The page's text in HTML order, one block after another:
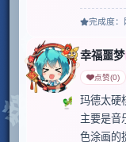
完成度：
幸福噩梦
点赞(0)
玛德太硬
主要是音
色涂画的